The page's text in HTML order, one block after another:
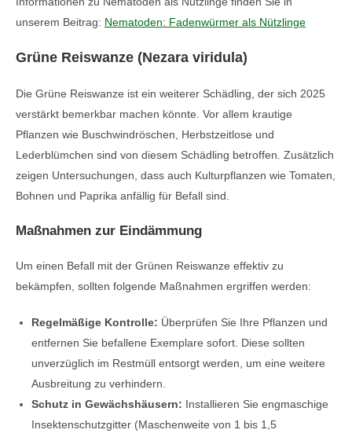
unserem Beitrag: Nematoden: Fadenwürmer als Nützlinge
Grüne Reiswanze (Nezara viridula)
Die Grüne Reiswanze ist ein weiterer Schädling, der sich 2025
verstärkt bemerkbar machen könnte. Vor allem krautige
Pflanzen wie Buschwindröschen, Herbstzeitlose und
Lederblümchen sind von diesem Schädling betroffen. Zusätzlich
zeigen Untersuchungen, dass auch Kulturpflanzen wie Tomaten,
Bohnen und Paprika anfällig für Befall sind.
Maßnahmen zur Eindämmung
Um einen Befall mit der Grünen Reiswanze effektiv zu
bekämpfen, sollten folgende Maßnahmen ergriffen werden:
Regelmäßige Kontrolle: Überprüfen Sie Ihre Pflanzen und
entfernen Sie befallene Exemplare sofort. Diese sollten
unverzüglich im Restmüll entsorgt werden, um eine weitere
Ausbreitung zu verhindern.
Schutz in Gewächshäusern: Installieren Sie engmaschige
Insektenschutzgitter (Maschenweite von 1 bis 1,5